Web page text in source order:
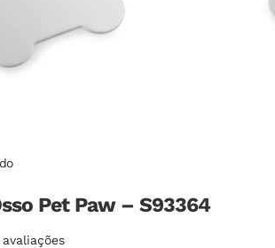
Pet Paw – S93364
avaliações